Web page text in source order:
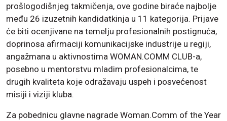
prošlogodišnjeg takmičenja, ove godine biraće najbolje
među 26 izuzetnih kandidatkinja u 11 kategorija. Prijave
će biti ocenjivane na temelju profesionalnih postignuća,
doprinosa afirmaciji komunikacijske industrije u regiji,
angažmana u aktivnostima WOMAN.COMM CLUB-a,
posebno u mentorstvu mladim profesionalcima, te
drugih kvaliteta koje odražavaju uspeh i posvećenost
misiji i viziji kluba.
Za pobednicu glavne nagrade Woman.Comm of the Year